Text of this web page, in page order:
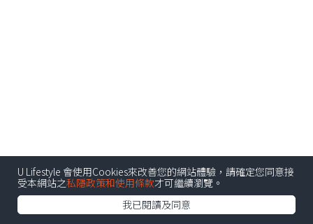
U Lifestyle 會使用Cookies來改善您的網站體驗，請確定您同意接
受本網站之私隱政策和使用條款才可繼續瀏覽。
我已閱讀及同意